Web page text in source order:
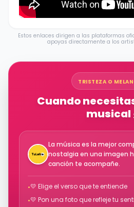
Estos enlaces dirigen a las plataformas
apoyas directamente a los
TRISTEZA O
Cuando
La música es la mejor
nostalgia en una imagen
canción te acompañe.
•💛 Elige el verso que te entiende
•💛 Pon una foto que refleje tu